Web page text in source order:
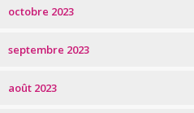
octobre 2023
septembre 2023
août 2023